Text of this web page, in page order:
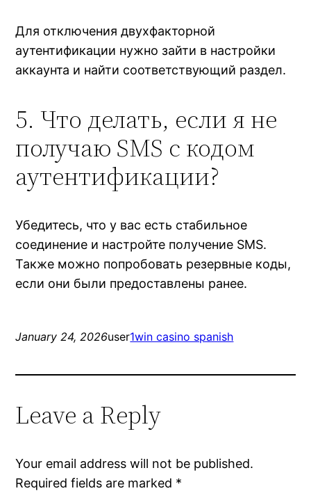
Для отключения двухфакторной
аутентификации нужно зайти в настройки
аккаунта и найти соответствующий раздел.
5. Что делать, если я не
получаю SMS с кодом
аутентификации?
Убедитесь, что у вас есть стабильное
соединение и настройте получение SMS.
Также можно попробовать резервные коды,
если они были предоставлены ранее.
January 24, 2026user1win casino spanish
Leave a Reply
Your email address will not be published.
Required fields are marked *